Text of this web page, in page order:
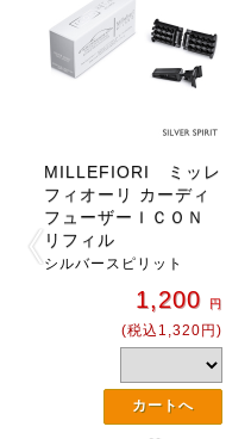
MILLEFIORI ミッレ
フィオーリ カーディ
フューザーＩＣＯＮ
リフィル
シルバースピリット
1,200 円
(税込1,320円)